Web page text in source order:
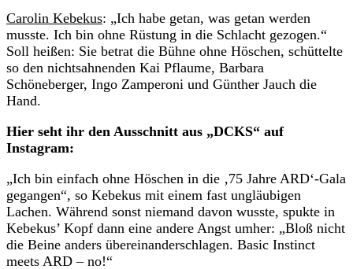
Carolin Kebekus: „Ich habe getan, was getan werden
musste. Ich bin ohne Rüstung in die Schlacht gezogen.“
Soll heißen: Sie betrat die Bühne ohne Höschen, schüttelte
so den nichtsahnenden Kai Pflaume, Barbara
Schöneberger, Ingo Zamperoni und Günther Jauch die
Hand.
Hier seht ihr den Ausschnitt aus „DCKS“ auf
Instagram:
„Ich bin einfach ohne Höschen in die ‚75 Jahre ARD‘-Gala
gegangen“, so Kebekus mit einem fast ungläubigen
Lachen. Während sonst niemand davon wusste, spukte in
Kebekus’ Kopf dann eine andere Angst umher: „Bloß nicht
die Beine anders übereinanderschlagen. Basic Instinct
meets ARD – no!“